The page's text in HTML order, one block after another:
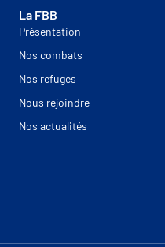
La FBB
Présentation
Nos combats
Nos refuges
Nous rejoindre
Nos actualités